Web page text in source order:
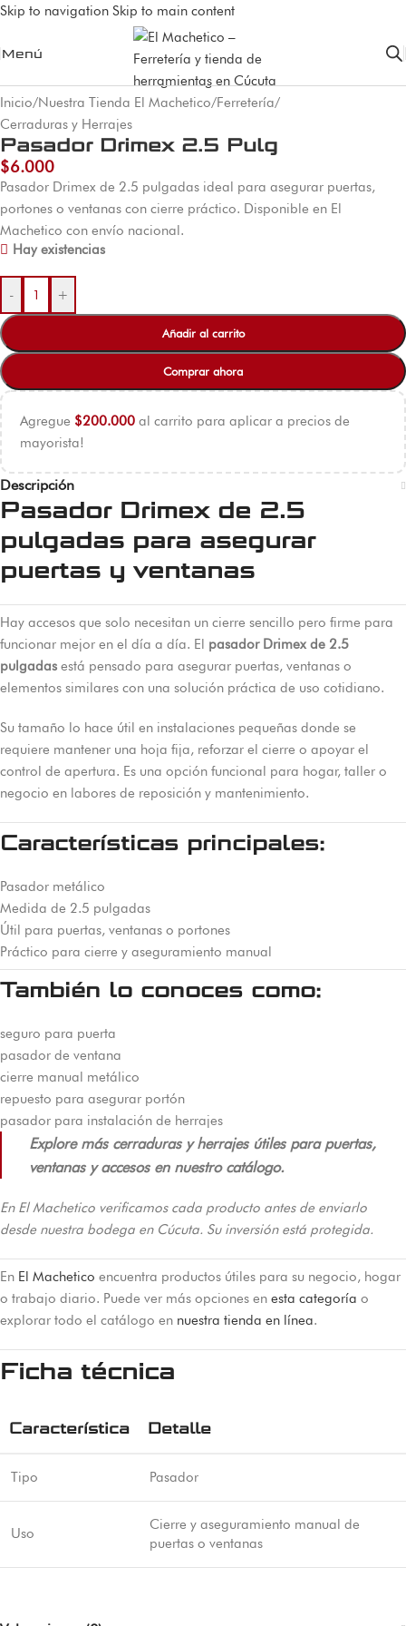
Skip to navigation Skip to main content
Menú
Inicio/Nuestra Tienda El Machetico/Ferretería/
Cerraduras y Herrajes
Pasador Drimex 2.5 Pulg
$6.000
Pasador Drimex de 2.5 pulgadas ideal para asegurar puertas,
portones o ventanas con cierre práctico. Disponible en El
Machetico con envío nacional.
Hay existencias
- +
Añadir al carrito
Comprar ahora
Agregue $200.000 al carrito para aplicar a precios de
mayorista!
Descripción
Pasador Drimex de 2.5
pulgadas para asegurar
puertas y ventanas
Hay accesos que solo necesitan un cierre sencillo pero firme para
funcionar mejor en el día a día. El pasador Drimex de 2.5
pulgadas está pensado para asegurar puertas, ventanas o
elementos similares con una solución práctica de uso cotidiano.
Su tamaño lo hace útil en instalaciones pequeñas donde se
requiere mantener una hoja fija, reforzar el cierre o apoyar el
control de apertura. Es una opción funcional para hogar, taller o
negocio en labores de reposición y mantenimiento.
Características principales:
Pasador metálico
Medida de 2.5 pulgadas
Útil para puertas, ventanas o portones
Práctico para cierre y aseguramiento manual
También lo conoces como:
seguro para puerta
pasador de ventana
cierre manual metálico
repuesto para asegurar portón
pasador para instalación de herrajes
Explore más cerraduras y herrajes útiles para puertas,
ventanas y accesos en nuestro catálogo.
En El Machetico verificamos cada producto antes de enviarlo
desde nuestra bodega en Cúcuta. Su inversión está protegida.
En El Machetico encuentra productos útiles para su negocio, hogar
o trabajo diario. Puede ver más opciones en esta categoría o
explorar todo el catálogo en nuestra tienda en línea.
Ficha técnica
Característica Detalle
Tipo Pasador
Uso
Cierre y aseguramiento manual de
puertas o ventanas